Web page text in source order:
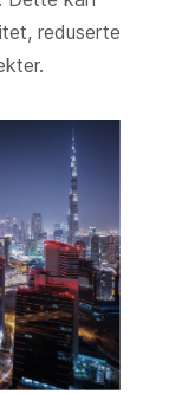
reduserte